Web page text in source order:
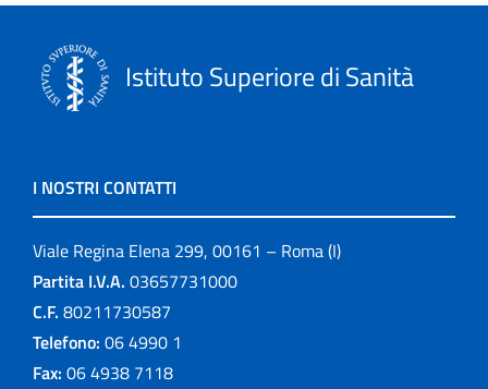
Istituto Superiore di Sanità
I NOSTRI CONTATTI
Viale Regina Elena 299, 00161 – Roma (I)
Partita I.V.A. 03657731000
C.F. 80211730587
Telefono: 06 4990 1
Fax: 06 4938 7118